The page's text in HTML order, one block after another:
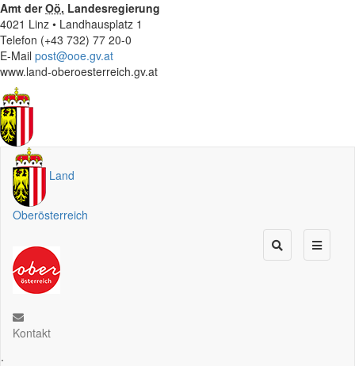
Amt derOö. Landesregierung
4021 Linz • Landhausplatz 1
Telefon (+43 732) 77 20-0
E-Mail post@ooe.gv.at
www.land-oberoesterreich.gv.at
Land
Oberösterreich
Kontakt
.